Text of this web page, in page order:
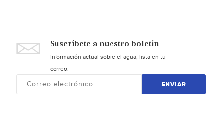
Suscríbete a nuestro boletín
Información actual sobre el agua, lista en tu
correo.
ENVIAR